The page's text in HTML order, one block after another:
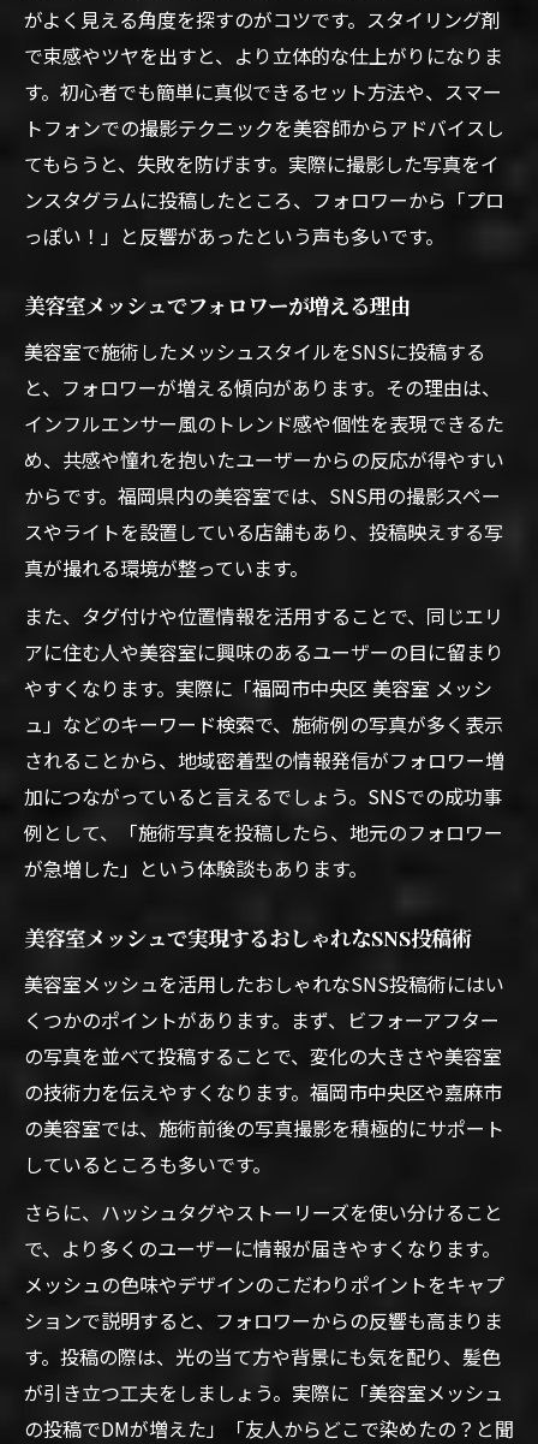
がよく見える角度を探すのがコツです。スタイリング剤
で束感やツヤを出すと、より立体的な仕上がりになりま
す。初心者でも簡単に真似できるセット方法や、スマー
トフォンでの撮影テクニックを美容師からアドバイスし
てもらうと、失敗を防げます。実際に撮影した写真をイ
ンスタグラムに投稿したところ、フォロワーから「プロ
っぽい！」と反響があったという声も多いです。
美容室メッシュでフォロワーが増える理由
美容室で施術したメッシュスタイルをSNSに投稿する
と、フォロワーが増える傾向があります。その理由は、
インフルエンサー風のトレンド感や個性を表現できるた
め、共感や憧れを抱いたユーザーからの反応が得やすい
からです。福岡県内の美容室では、SNS用の撮影スペー
スやライトを設置している店舗もあり、投稿映えする写
真が撮れる環境が整っています。
また、タグ付けや位置情報を活用することで、同じエリ
アに住む人や美容室に興味のあるユーザーの目に留まり
やすくなります。実際に「福岡市中央区 美容室 メッシ
ュ」などのキーワード検索で、施術例の写真が多く表示
されることから、地域密着型の情報発信がフォロワー増
加につながっていると言えるでしょう。SNSでの成功事
例として、「施術写真を投稿したら、地元のフォロワー
が急増した」という体験談もあります。
美容室メッシュで実現するおしゃれなSNS投稿術
美容室メッシュを活用したおしゃれなSNS投稿術にはい
くつかのポイントがあります。まず、ビフォーアフター
の写真を並べて投稿することで、変化の大きさや美容室
の技術力を伝えやすくなります。福岡市中央区や嘉麻市
の美容室では、施術前後の写真撮影を積極的にサポート
しているところも多いです。
さらに、ハッシュタグやストーリーズを使い分けること
で、より多くのユーザーに情報が届きやすくなります。
メッシュの色味やデザインのこだわりポイントをキャプ
ションで説明すると、フォロワーからの反響も高まりま
す。投稿の際は、光の当て方や背景にも気を配り、髪色
が引き立つ工夫をしましょう。実際に「美容室メッシュ
の投稿でDMが増えた」「友人からどこで染めたの？と聞